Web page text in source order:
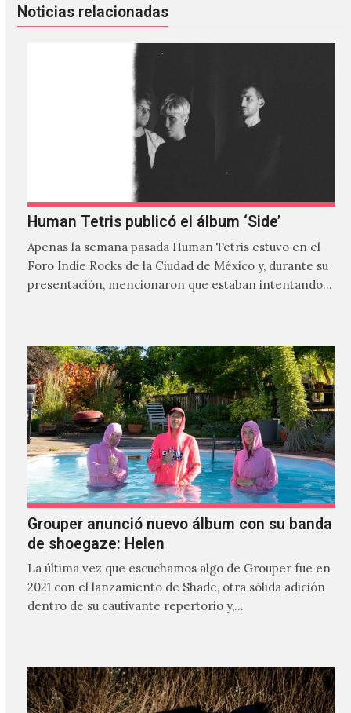
Noticias relacionadas
Human Tetris publicó el álbum ‘Side’
Apenas la semana pasada Human Tetris estuvo en el
Foro Indie Rocks de la Ciudad de México y, durante su
presentación, mencionaron que estaban intentando…
Grouper anunció nuevo álbum con su banda
de shoegaze: Helen
La última vez que escuchamos algo de Grouper fue en
2021 con el lanzamiento de Shade, otra sólida adición
dentro de su cautivante repertorio y,…